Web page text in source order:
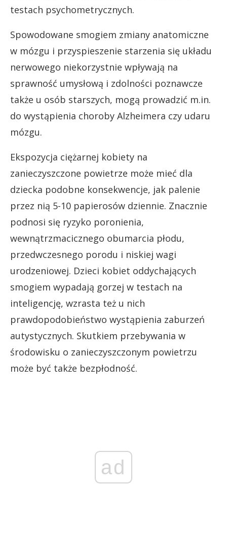
testach psychometrycznych.
Spowodowane smogiem zmiany anatomiczne
w mózgu i przyspieszenie starzenia się układu
nerwowego niekorzystnie wpływają na
sprawność umysłową i zdolności poznawcze
także u osób starszych, mogą prowadzić m.in.
do wystąpienia choroby Alzheimera czy udaru
mózgu.
Ekspozycja ciężarnej kobiety na
zanieczyszczone powietrze może mieć dla
dziecka podobne konsekwencje, jak palenie
przez nią 5-10 papierosów dziennie. Znacznie
podnosi się ryzyko poronienia,
wewnątrzmacicznego obumarcia płodu,
przedwczesnego porodu i niskiej wagi
urodzeniowej. Dzieci kobiet oddychających
smogiem wypadają gorzej w testach na
inteligencję, wzrasta też u nich
prawdopodobieństwo wystąpienia zaburzeń
autystycznych. Skutkiem przebywania w
środowisku o zanieczyszczonym powietrzu
może być także bezpłodność.
ad